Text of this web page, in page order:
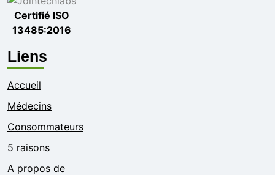
Certifié ISO
13485:2016
Liens
Accueil
Médecins
Consommateurs
5 raisons
A propos de